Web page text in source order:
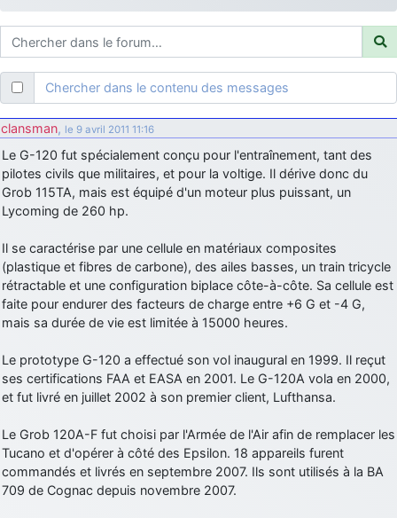
d9pouces: ouakamois > si tu parles du sujet sur l'Armée de l'Air,
bien sûr que oui !
je suis un avion@,._,+: Bonjour je viens d'arriver il y a quelques
moi et quelques avions n'ont pas les mêmes noms qu'aujourd'hui
ouakamois: Bonjourà toutes et à tous.en espérantque ces
quelques images du Pays Basque vous auront plu ; Agur…
d9pouces: Malheureusement non un peu trop loin pour moi !
fox_50: Bonjour, certains parmis vous étaient-ils présent au
meeting de Lann Bihoué de 2026 ?
cachée dans les pins: Coucou et excellente année 2026 à tous et
au site!
jericho: Bonne année et tous mes meilleurs voeux à tous pour
2026 !
little boy
jericho: Merci D9pouces, à mon tour de souhaiter un Joyeux Noël
et de bonnes fêtes de fin d'année.
d9pouces: mais tu peux tenter l'un des rares lycées militaires
comme le Prytanée dans la Sarthe, ça ne peut pas faire de mal !
d9pouces: C'est plutôt après le lycée, voire après une prépa
Chercher dans le contenu des messages
clansman, le 9 avril 2011 11:16
Le G-120 fut spécialement conçu pour l'entraînement, tant des
pilotes civils que militaires, et pour la voltige. Il dérive donc du
Grob 115TA, mais est équipé d'un moteur plus puissant, un
Lycoming de 260 hp.
Il se caractérise par une cellule en matériaux composites
(plastique et fibres de carbone), des ailes basses, un train tricycle
rétractable et une configuration biplace côte-à-côte. Sa cellule est
faite pour endurer des facteurs de charge entre +6 G et -4 G,
mais sa durée de vie est limitée à 15000 heures.
Le prototype G-120 a effectué son vol inaugural en 1999. Il reçut
ses certifications FAA et EASA en 2001. Le G-120A vola en 2000,
et fut livré en juillet 2002 à son premier client, Lufthansa.
Le Grob 120A-F fut choisi par l'Armée de l'Air afin de remplacer les
Tucano et d'opérer à côté des Epsilon. 18 appareils furent
commandés et livrés en septembre 2007. Ils sont utilisés à la BA
709 de Cognac depuis novembre 2007.